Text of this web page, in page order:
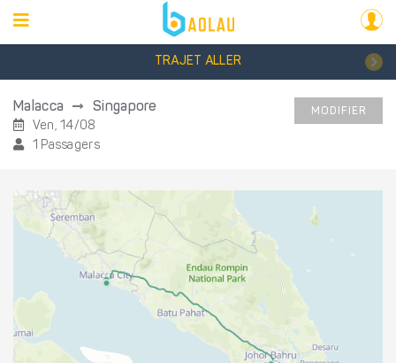
TRAJET ALLER
Malacca Singapore
Ven, 14/08
1 Passagers
MODIFIER